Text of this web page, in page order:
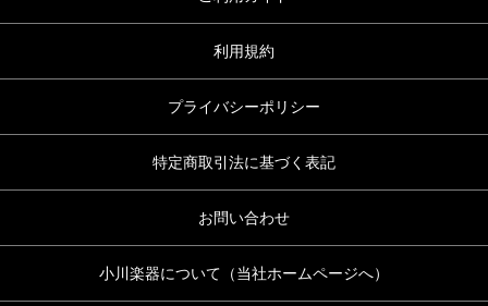
利用規約
プライバシーポリシー
特定商取引法に基づく表記
お問い合わせ
小川楽器について（当社ホームページへ）